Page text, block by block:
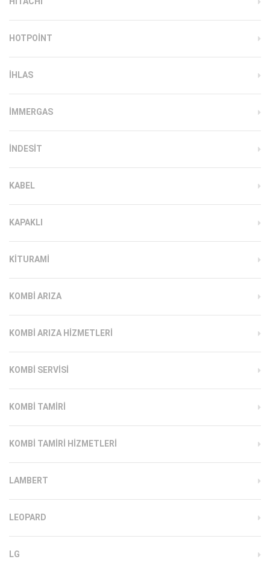
HOTPOINT
IHLAS
İMMERGAS
INDESIT
KABEL
KAPAKLI
KITURAMI
KOMBI ARIZA
KOMBI ARIZA HIZMETLERI
KOMBI SERVISI
KOMBI TAMIRI
KOMBI TAMIRI HIZMETLERI
LAMBERT
LEOPARD
LG